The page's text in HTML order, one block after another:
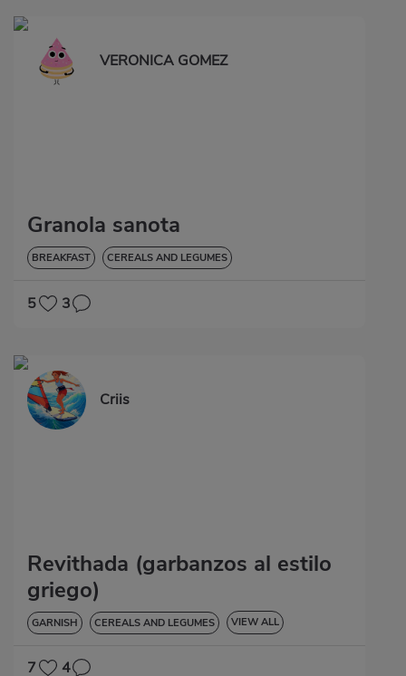
VERONICA GOMEZ
Granola sanota
BREAKFAST CEREALS AND LEGUMES
5 3
Criis
Revithada (garbanzos al estilo
griego)
GARNISH CEREALS AND LEGUMES VIEW ALL
7 4